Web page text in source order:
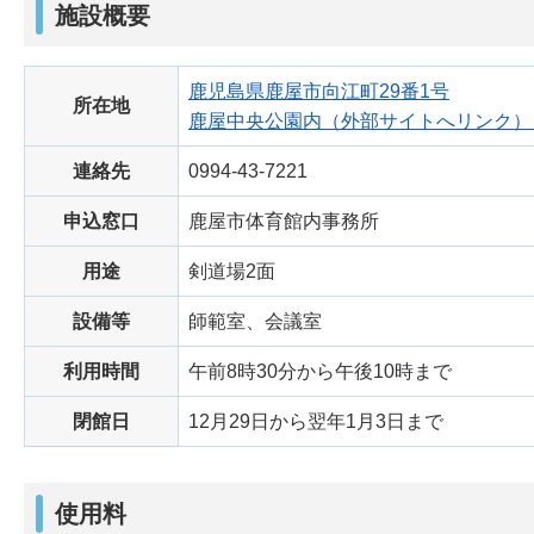
施設概要
所在地
鹿児島県鹿屋市向江町29番1号
鹿屋中央公園内（外部サイトへリンク
連絡先 0994-43-7221
申込窓口 鹿屋市体育館内事務所
用途 剣道場2面
設備等 師範室、会議室
利用時間 午前8時30分から午後10時まで
閉館日 12月29日から翌年1月3日まで
使用料